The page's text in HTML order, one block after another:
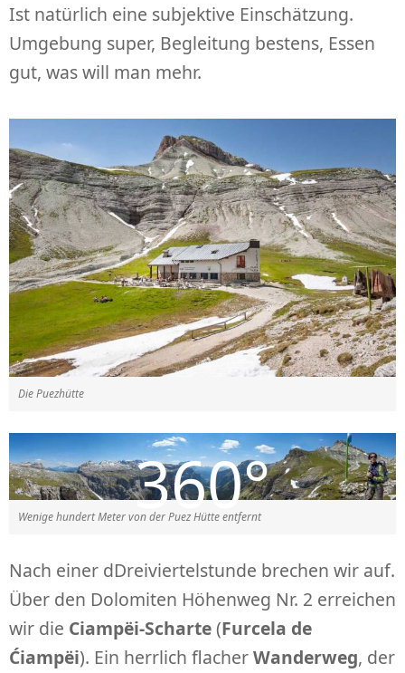
Ist natürlich eine subjektive Einschätzung.
Umgebung super, Begleitung bestens, Essen
gut, was will man mehr.
Die Puezhütte
Wenige hundert Meter von der Puez Hütte entfernt
Nach einer dDreiviertelstunde brechen wir auf.
Über den Dolomiten Höhenweg Nr. 2 erreichen
wir die Ciampëi-Scharte(Furcela de
Ćiampëi). Ein herrlich flacherWanderweg, der